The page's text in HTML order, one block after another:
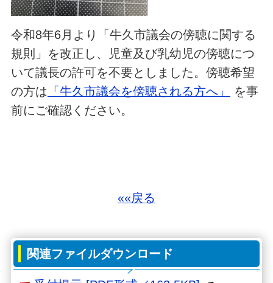
令和8年6月より「牛久市議会の傍聴に関する
規則」を改正し、児童及び乳幼児の傍聴につ
いて議長の許可を不要としました。傍聴希望
の方は 「牛久市議会を傍聴される方へ」
を事
前にご確認ください。
««戻る
関連ファイルダウンロード